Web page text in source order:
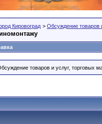
Кировоград > Обсуждение товаров
товаров и услуг, торговых